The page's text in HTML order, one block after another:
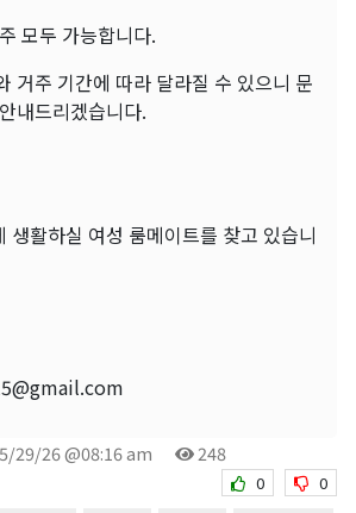
모두 가능합니다.
거주 기간에 따라 달라질 수 있으니 문
내드리겠습니다.
생활하실 여성 룸메이트를 찾고 있습니
29/26 @08:16 am 248
0 0